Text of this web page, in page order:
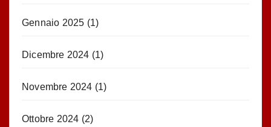
Gennaio 2025 (1)
Dicembre 2024 (1)
Novembre 2024 (1)
Ottobre 2024 (2)